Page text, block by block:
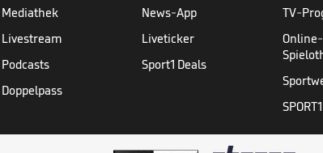
Mediathek
Livestream
Podcasts
Doppelpass
News-App
Liveticker
Sport1 Deals
TV-